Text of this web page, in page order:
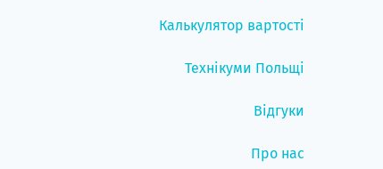
Калькулятор вартості
Технікуми Польщі
Відгуки
Про нас